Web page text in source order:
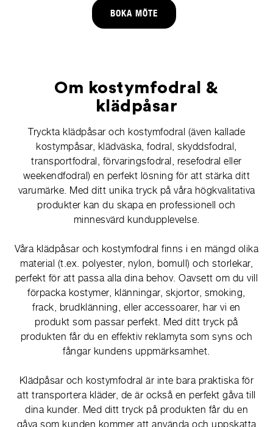
BOKA MÖTE
Om kostymfodral &
klädpåsar
Tryckta klädpåsar och kostymfodral (även kallade
kostympåsar, klädväska, fodral, skyddsfodral,
transportfodral, förvaringsfodral, resefodral eller
weekendfodral) en perfekt lösning för att stärka ditt
varumärke. Med ditt unika tryck på våra högkvalitativa
produkter kan du skapa en professionell och
minnesvärd kundupplevelse.
Våra klädpåsar och kostymfodral finns i en mängd olika
material (t.ex. polyester, nylon, bomull) och storlekar,
perfekt för att passa alla dina behov. Oavsett om du vill
förpacka kostymer, klänningar, skjortor, smoking,
frack, brudklänning, eller accessoarer, har vi en
produkt som passar perfekt. Med ditt tryck på
produkten får du en effektiv reklamyta som syns och
fångar kundens uppmärksamhet.
Klädpåsar och kostymfodral är inte bara praktiska för
att transportera kläder, de är också en perfekt gåva till
dina kunder. Med ditt tryck på produkten får du en
gåva som kunden kommer att använda och uppskatta